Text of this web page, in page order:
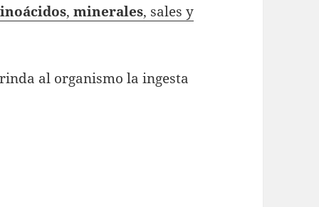
,minerales, sales y
al organismo la ingesta